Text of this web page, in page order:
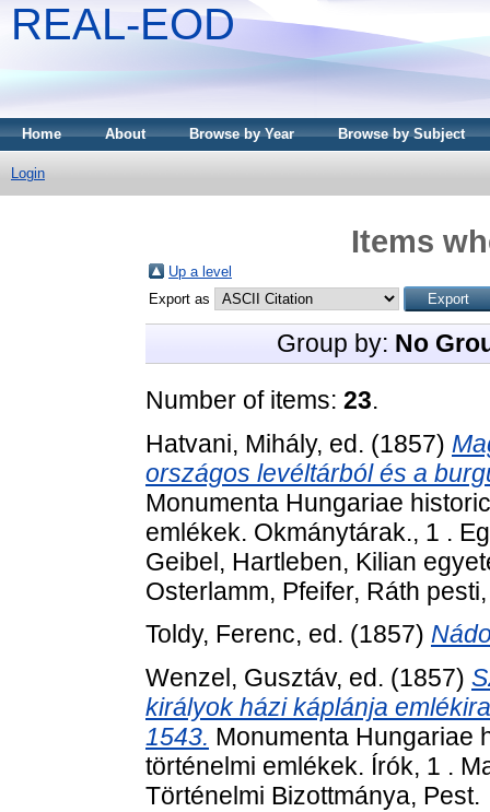
REAL-EOD
Home About Browse by Year Browse by Subject
Login
Items
Up a level
Export as
Group by: No
Number of items: 23.
Hatvani, Mihály, ed. (1857)
országos levéltárból és a
Monumenta Hungariae
emlékek. Okmánytárak., 1 .
Geibel, Hartleben, Kilian
Osterlamm, Pfeifer, Ráth
Toldy, Ferenc, ed. (1857)
Wenzel, Gusztáv, ed. (1857)
királyok házi káplánja
1543. Monumenta Hungariae
történelmi emlékek. Írók, 1 .
Történelmi Bizottmánya, Pest.